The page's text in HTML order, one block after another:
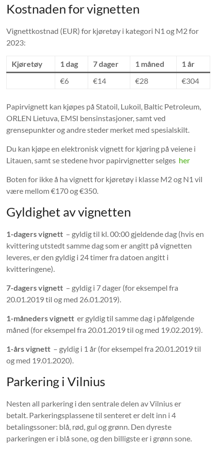
Kostnaden for vignetten
Vignettkostnad (EUR) for kjøretøy i kategori N1 og M2 for
2023:
Kjøretøy 1 dag 7 dager 1 måned
1 år
€6
€14 €28 €304
Papirvignett kan kjøpes på Statoil, Lukoil, Baltic Petroleum,
ORLEN Lietuva, EMSI bensinstasjoner, samt ved
grensepunkter og andre steder merket med spesialskilt.
Du kan kjøpe en elektronisk vignett for kjøring på veiene i
Litauen, samt se stedene hvor papirvignetter selges her
Boten for ikke å ha vignett for kjøretøy i klasse M2 og N1 vil
være mellom €170 og €350.
Gyldighet av vignetten
1-dagers vignett – gyldig til kl. 00:00 gjeldende dag (hvis en
kvittering utstedt samme dag som er angitt på vignetten
leveres, er den gyldig i 24 timer fra datoen angitt i
kvitteringene).
7-dagers vignett – gyldig i 7 dager (for eksempel fra
20.01.2019 til og med 26.01.2019).
1-måneders vignett er gyldig til samme dag i påfølgende
måned (for eksempel fra 20.01.2019 til og med 19.02.2019).
1-års vignett – gyldig i 1 år (for eksempel fra 20.01.2019 til
og med 19.01.2020).
Parkering i Vilnius
Nesten all parkering i den sentrale delen av Vilnius er
betalt. Parkeringsplassene til senteret er delt inn i 4
betalingssoner: blå, rød, gul og grønn. Den dyreste
parkeringen er i blå sone, og den billigste er i grønn sone.